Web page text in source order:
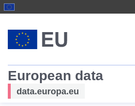
European data
data.europa.eu